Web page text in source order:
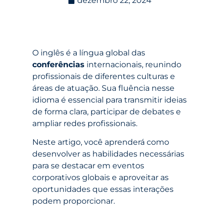
O inglês é a língua global das
conferências internacionais, reunindo
profissionais de diferentes culturas e
áreas de atuação. Sua fluência nesse
idioma é essencial para transmitir ideias
de forma clara, participar de debates e
ampliar redes profissionais.
Neste artigo, você aprenderá como
desenvolver as habilidades necessárias
para se destacar em eventos
corporativos globais e aproveitar as
oportunidades que essas interações
podem proporcionar.